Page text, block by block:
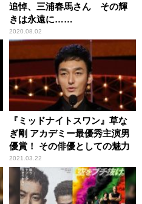
追悼、三浦春馬さん その輝
きは永遠に……
2020.08.02
『ミッドナイトスワン』草な
ぎ剛 アカデミー最優秀主演男
優賞！ その俳優としての魅力
2021.03.22